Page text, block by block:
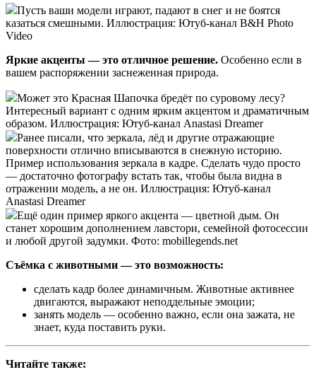
Пусть ваши модели играют, падают в снег и не боятся
казаться смешными. Иллюстрация: Ютуб-канал B&H Photo
Video
Яркие акценты — это отличное решение. Особенно если в
вашем распоряжении заснеженная природа.
Может это Красная Шапочка бредёт по суровому лесу?
Интересный вариант с одним ярким акцентом и драматичным
образом. Иллюстрация: Ютуб-канал Anastasi Dreamer
Ранее писали, что зеркала, лёд и другие отражающие
поверхности отлично вписываются в снежную историю.
Пример использования зеркала в кадре. Сделать чудо просто
— достаточно фотографу встать так, чтобы была видна в
отражении модель, а не он. Иллюстрация: Ютуб-канал
Anastasi Dreamer
Ещё один пример яркого акцента — цветной дым. Он
станет хорошим дополнением лавстори, семейной фотосессии
и любой другой задумки. Фото: mobillegends.net
Съёмка с животными — это возможность:
сделать кадр более динамичным. Животные активнее
двигаются, выражают неподдельные эмоции;
занять модель — особенно важно, если она зажата, не
знает, куда поставить руки.
Читайте также: